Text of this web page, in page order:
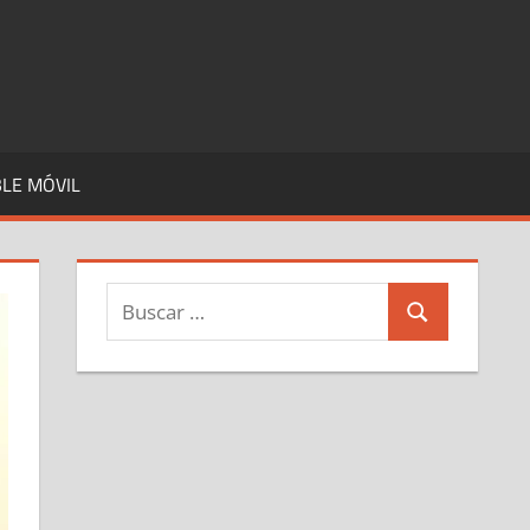
MÓVIL
Buscar:
Buscar